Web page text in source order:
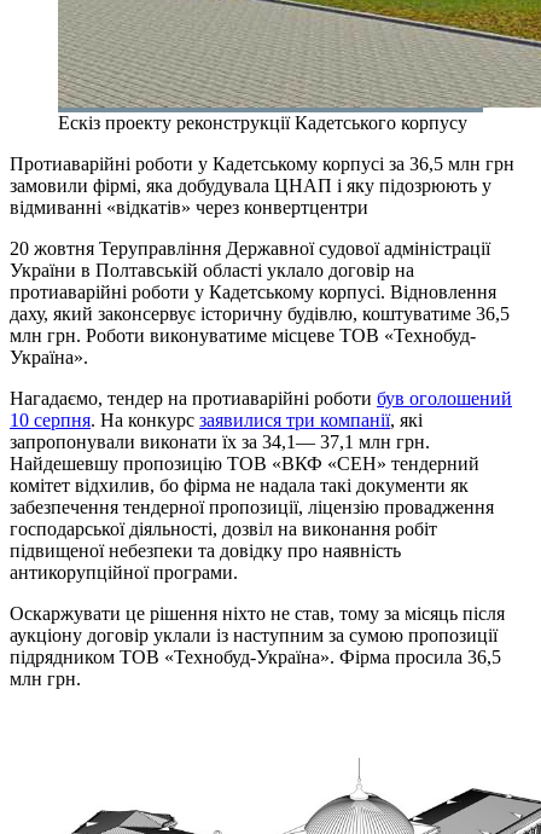
Ескіз проекту реконструкції Кадетського корпусу
Протиаварійні роботи у Кадетському корпусі за 36,5 млн грн
замовили фірмі, яка добудувала ЦНАП і яку підозрюють у
відмиванні «відкатів» через конвертцентри
20 жовтня Теруправління Державної судової адміністрації
України в Полтавській області уклало договір на
протиаварійні роботи у Кадетському корпусі. Відновлення
даху, який законсервує історичну будівлю, коштуватиме 36,5
млн грн. Роботи виконуватиме місцеве ТОВ «Технобуд-
Україна».
Нагадаємо, тендер на протиаварійні роботи був оголошений
10 серпня. На конкурс заявилися три компанії, які
запропонували виконати їх за 34,1— 37,1 млн грн.
Найдешевшу пропозицію ТОВ «ВКФ «СЕН» тендерний
комітет відхилив, бо фірма не надала такі документи як
забезпечення тендерної пропозиції, ліцензію провадження
господарської діяльності, дозвіл на виконання робіт
підвищеної небезпеки та довідку про наявність
антикорупційної програми.
Оскаржувати це рішення ніхто не став, тому за місяць після
аукціону договір уклали із наступним за сумою пропозиції
підрядником ТОВ «Технобуд-Україна». Фірма просила 36,5
млн грн.